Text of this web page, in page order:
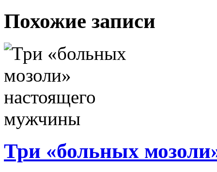
Похожие записи
Три «больных